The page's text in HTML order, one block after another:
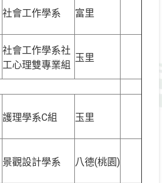
社會工作學系 富里
社會工作學系社
工心理雙專業組
玉里
護理學系C組 玉里
景觀設計學系 八德(桃園)